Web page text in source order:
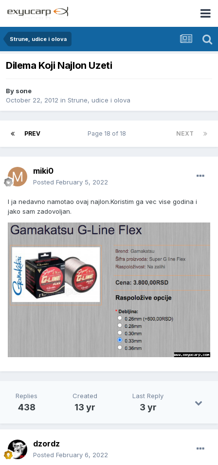
Strune, udice i olova
Dilema Koji Najlon Uzeti
By sone
October 22, 2012 in Strune, udice i olova
PREV NEXT
Page 18 of 18
miki0
Posted February 5, 2022
I ja nedavno namotao ovaj najlon.Koristim ga vec vise godina i
jako sam zadovoljan.
Replies
438
Created
13 yr
Last Reply
3 yr
dzordz
Posted February 6, 2022